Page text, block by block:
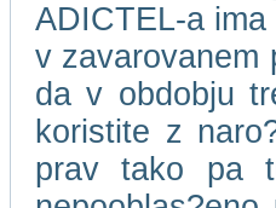
ADICTEL-a
v zavarovanem
da v obdobju
koristite z
prav tako pa